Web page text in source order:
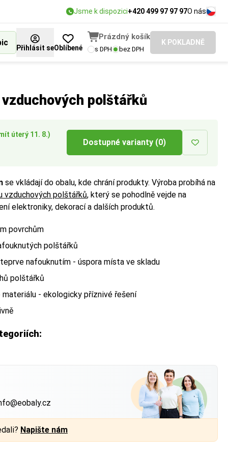
Jsme k dispozici+420 499 97 97 97O nás
Přihlásit seOblíbené
Prázdný košík
s DPH bez DPH
K POKLADNĚ
polštářků
úterý 11. 8.)
Dostupné varianty (0)
se vkládají do obalu, kde chrání produkty. Výroba probíhá na
vzduchových polštářků, který se pohodlně vejde na
elektroniky, dekorací a dalších produktů.
povrchům
polštářků
nafouknutím - úspora místa ve skladu
polštářků
- ekologicky příznivé řešení
Napište nám